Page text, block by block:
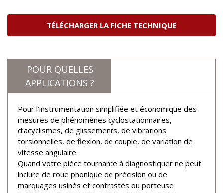
TÉLÉCHARGER LA FICHE TECHNIQUE
POUR QUELLES
APPLICATIONS ?
Pour l’instrumentation simplifiée et économique des
mesures de phénomènes cyclostationnaires,
d’acyclismes, de glissements, de vibrations
torsionnelles, de flexion, de couple, de variation de
vitesse angulaire.
Quand votre pièce tournante à diagnostiquer ne peut
inclure de roue phonique de précision ou de
marquages usinés et contrastés ou porteuse